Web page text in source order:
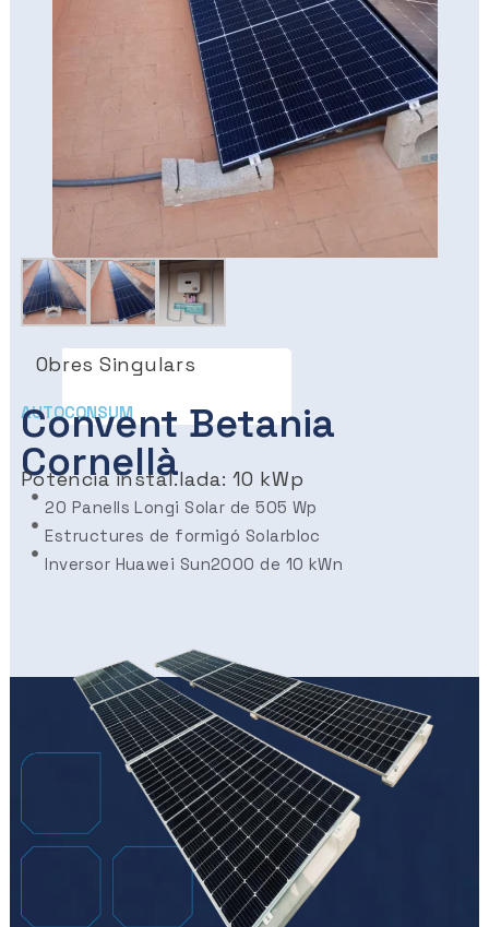
Obres Singulars
AUTOCONSUM
Convent Betania
Cornellà
Potència instal.lada: 10 kWp
20 Panells Longi Solar de 505 Wp
Estructures de formigó Solarbloc
Inversor Huawei Sun2000 de 10 kWn